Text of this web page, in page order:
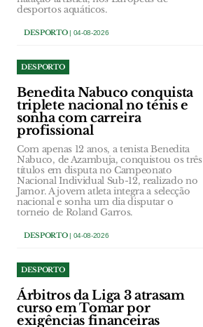
desportos aquáticos.
DESPORTO| 04-08-2026
DESPORTO
Benedita Nabuco conquista
triplete nacional no ténis e
sonha com carreira
profissional
Com apenas 12 anos, a tenista Benedita
Nabuco, de Azambuja, conquistou os três
títulos em disputa no Campeonato
Nacional Individual Sub-12, realizado no
Jamor. A jovem atleta integra a selecção
nacional e sonha um dia disputar o
torneio de Roland Garros.
DESPORTO| 04-08-2026
DESPORTO
Árbitros da Liga 3 atrasam
curso em Tomar por
exigências financeiras